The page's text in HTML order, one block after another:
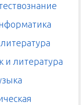
и литература